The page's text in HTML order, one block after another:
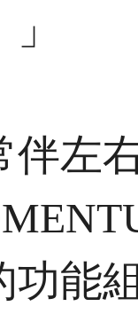
伴左
功能